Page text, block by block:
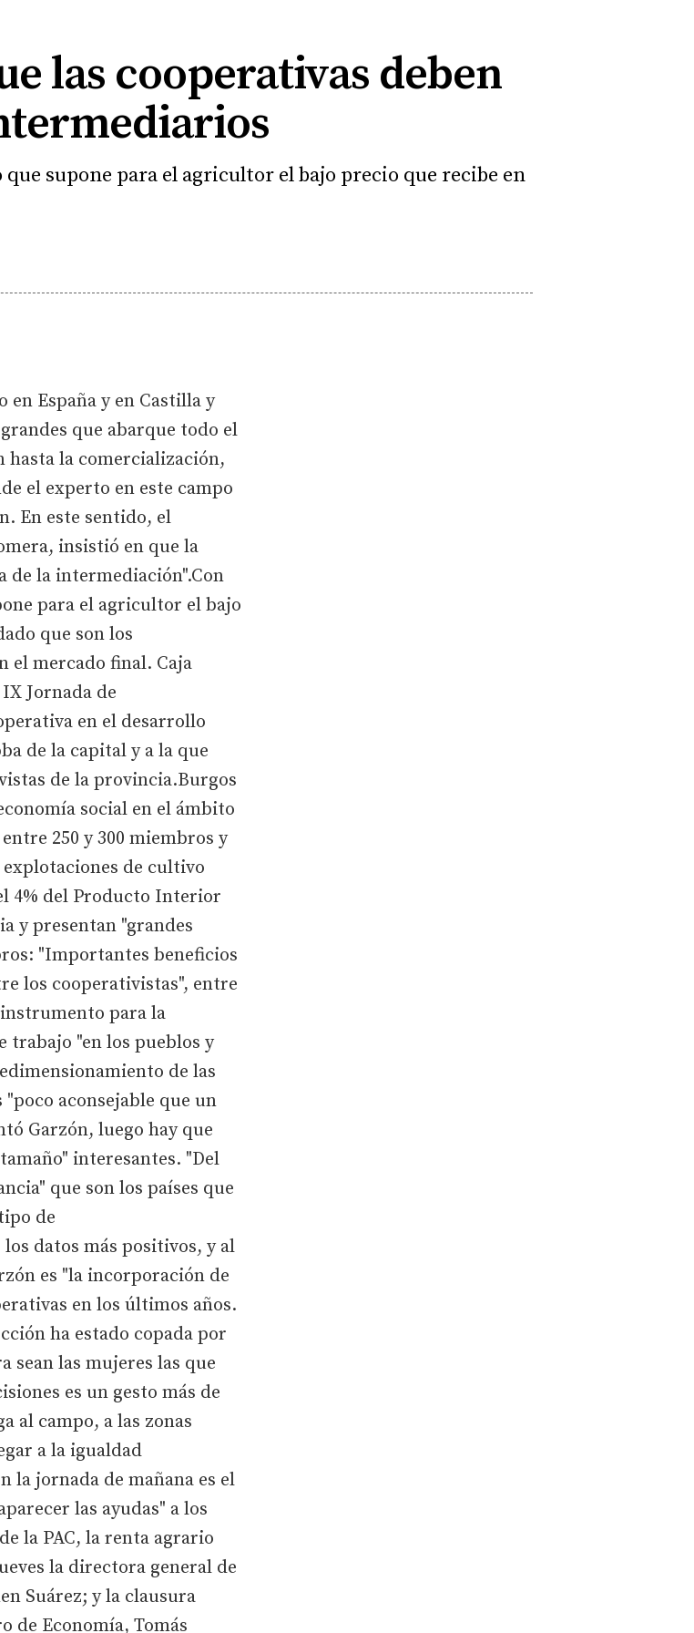
las cooperativas deben
supone para el agricultor el bajo precio que recibe en
España y en Castilla y
que abarque todo el
hasta la comercialización,
el experto en este campo
En este sentido, el
insistió en que la
de la intermediación".Con
para el agricultor el bajo
que son los
el mercado final. Caja
Jornada de
en el desarrollo
de la capital y a la que
de la provincia.Burgos
social en el ámbito
250 y 300 miembros y
de cultivo
4% del Producto Interior
y presentan "grandes
"Importantes beneficios
los cooperativistas", entre
para la
trabajo "en los pueblos y
de las
"poco aconsejable que un
Garzón, luego hay que
interesantes. "Del
que son los países que
de
datos más positivos, y al
es "la incorporación de
en los últimos años.
ha estado copada por
sean las mujeres las que
es un gesto más de
al campo, a las zonas
a la igualdad
la jornada de mañana es el
las ayudas" a los
la PAC, la renta agrario
la directora general de
Suárez; y la clausura
de Economía, Tomás